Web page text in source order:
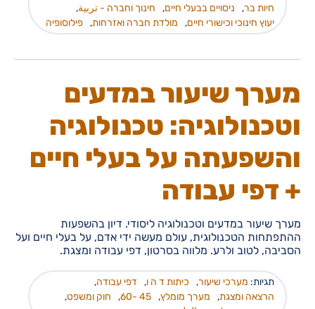
חיות בר, ניסויים בבעלי חיים, חינוך וחברה - تربية,
יעוץ חינוכי וכישורי חיים, מולדת חברה ואזרחות, פילוסופיה
מערך שיעור במדעים
וטכנולוגיה: טכנולוגיה
והשפעתה על בעלי חיים
+ דפי עבודה
מערך שיעור במדעים וטכנולוגיה ליסודי. דיון בהשפעות
ההתפתחות הטכנולוגית, עולם מעשה ידי אדם, על בעלי חיים ועל
הסביבה, לטוב ולרע. מלווה בסרטון, דפי עבודה ומצגת.
תגיות: מערכי שיעור, כיתות ד ה ו, דפי עבודה,
הרצאה ומצגת, מערך מומלץ,
45 -60
, חוק ומשפט,